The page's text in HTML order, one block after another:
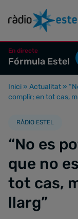
En directe
Fórmula Estel
Inici » Actualitat »
complir; en tot cas,
RÀDIO ESTEL
“No es
que no
tot cas,
llarg”